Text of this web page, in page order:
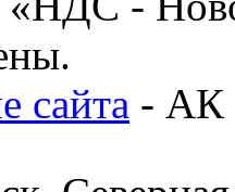
сайта - АК